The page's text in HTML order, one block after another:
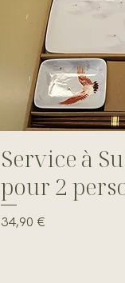
Service à
pour 2
Prix
34,90 €